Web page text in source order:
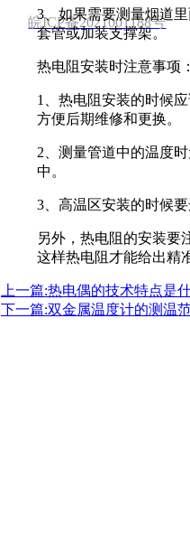
3、如果需要测量烟道
套管或加装支撑架。
热电阻安装时注意事项
1、热电阻安装的时候
方便后期维修和更换。
2、测量管道中的温度
中。
3、高温区安装的时候
另外，热电阻的安装要
这样热电阻才能给出精
上一篇:热电偶的技术特点是
下一篇:双金属温度计的测温
皖ICP备2021001188号